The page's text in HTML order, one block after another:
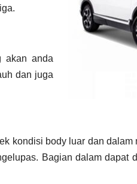
akan anda
dan juga
kondisi body luar dan dalam
Bagian dalam dapat